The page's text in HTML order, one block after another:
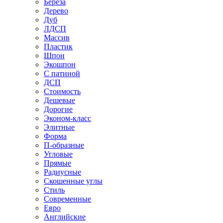
Береза
Дерево
Дуб
ЛДСП
Массив
Пластик
Шпон
Экошпон
С патиной
ДСП
Стоимость
Дешевые
Дорогие
Эконом-класс
Элитные
Форма
П-образные
Угловые
Прямые
Радиусные
Скошенные углы
Стиль
Современные
Евро
Английские